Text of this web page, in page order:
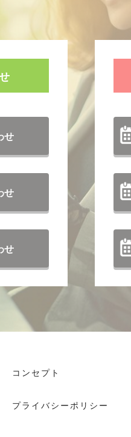
せ
せ
せ
コンセプト
プライバシーポリシー